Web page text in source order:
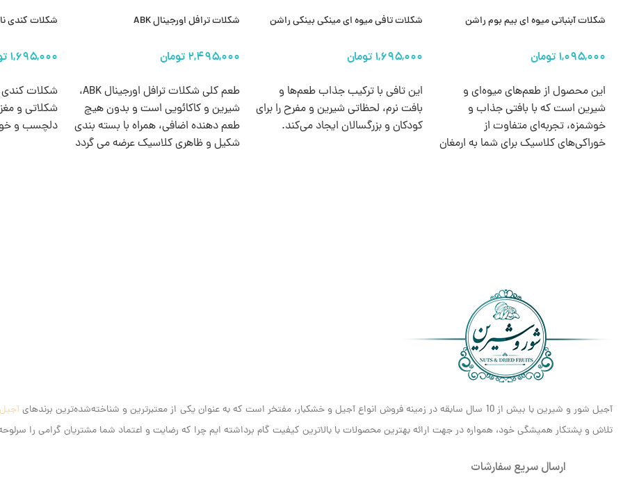
شکلات آبنباتی میوه ای بیم بوم راشن
این محصول از طعم‌های میوه‌ای و
شیرین است که با بافتی جذاب و
خوشمزه، تجربه‌ای متفاوت از
خوراکی‌های کلاسیک برای شما به ارمغان
شکلات تافی میوه ای مینکی بینکی راشن
این تافی با ترکیب جذاب طعم‌ها و
بافت نرم، لحظاتی شیرین و مفرح را برای
کودکان و بزرگسالان ایجاد می‌کند.
شکلات ترافل اورجینال ABK
طعم کلی شکلات ترافل اورجینال ABK،
شیرین و کاکائویی است و بدون هیچ
طعم‌ دهنده اضافی، همراه با بسته‌ بندی
شکیل و ظاهری کلاسیک عرضه می گردد
شکلات کندی
شکلات کندی
شکلاتی و
دلچسب و
آجیل شور و شیرین با بیش از 10 سال سابقه در زمینه فروش انواع آجیل و خشکبار، مفتخر است که به عنوان یکی از معتبرترین و شناخته‌شده‌ترین برندهای
تلاش و پشتکار همیشگی خود، همواره در جهت ارائه بهترین محصولات با بالاترین کیفیت گام برداشته ایم‌ چرا که رضایت و اعتماد شما مشتریان گرامی را
ارسال سریع سفارشات